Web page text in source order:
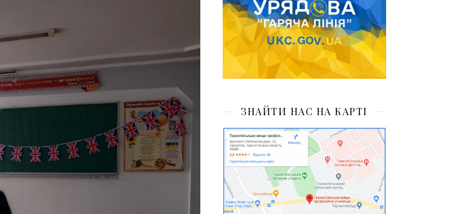
ЗНАЙТИ НАС НА КАРТІ